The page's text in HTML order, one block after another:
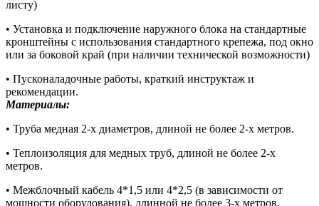
листу)
• Установка и подключение наружного блока на стандартные
кронштейны с использования стандартного крепежа, под окно
или за боковой край (при наличии технической возможности)
• Пусконаладочные работы, краткий инструктаж и
рекомендации.
Материалы:
• Труба медная 2-х диаметров, длиной не более 2-х метров.
• Теплоизоляция для медных труб, длиной не более 2-х
метров.
• Межблочный кабель 4*1,5 или 4*2,5 (в зависимости от
мощности оборудования), длинной не более 3-х метров.